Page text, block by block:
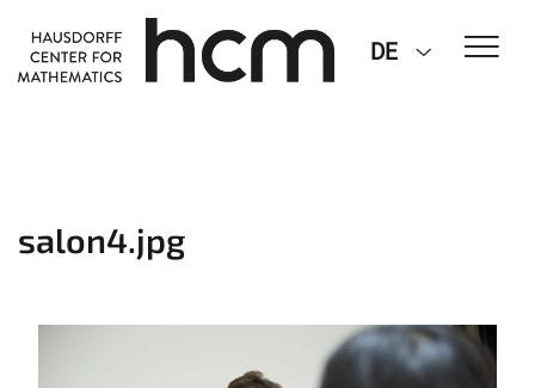
DE
salon4.jpg